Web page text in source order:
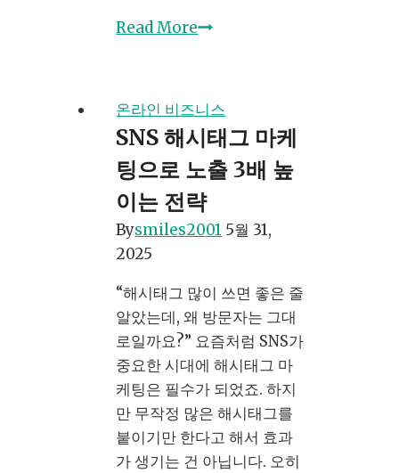
Read More전
판
매
사
이
트
비
교:
디
서
시
작
해
야
할
까?
온라인 비즈니스
SNS 해시태그 마케
팅으로 노출 3배 높
이는 전략
Bysmiles2001 5월 31,
2025
“해시태그 많이 쓰면 좋은 줄
알았는데, 왜 방문자는 그대
로일까요?” 요즘처럼 SNS가
중요한 시대에 해시태그 마
케팅은 필수가 되었죠. 하지
만 무작정 많은 해시태그를
붙이기만 한다고 해서 효과
가 생기는 건 아닙니다. 오히